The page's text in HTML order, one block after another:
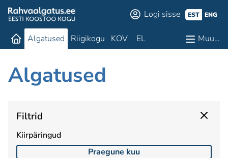
Logi sisse EST ENG
Algatused Riigikogu KOV EL Muu…
Algatused
Filtrid
Kiirpäringud
Praegune kuu